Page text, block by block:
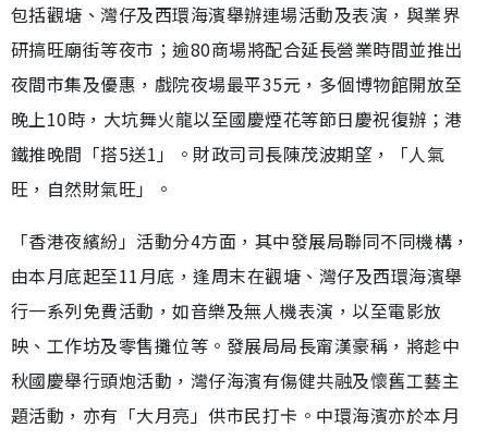
包括觀塘、灣仔及西環海濱舉辦連場活動及表演，與業界
研搞旺廟街等夜市；逾80商場將配合延長營業時間並推出
夜間市集及優惠，戲院夜場最平35元，多個博物館開放至
晚上10時，大坑舞火龍以至國慶煙花等節日慶祝復辦；港
鐵推晚間「搭5送1」。財政司司長陳茂波期望，「人氣
旺，自然財氣旺」。
「香港夜繽紛」活動分4方面，其中發展局聯同不同機構，
由本月底起至11月底，逢周末在觀塘、灣仔及西環海濱舉
行一系列免費活動，如音樂及無人機表演，以至電影放
映、工作坊及零售攤位等。發展局局長甯漢豪稱，將趁中
秋國慶舉行頭炮活動，灣仔海濱有傷健共融及懷舊工藝主
題活動，亦有「大月亮」供市民打卡。中環海濱亦於本月